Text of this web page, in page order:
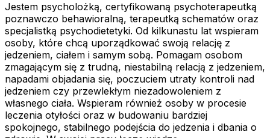
Jestem psycholożką, certyfikowaną psychoterapeutką
poznawczo behawioralną, terapeutką schematów oraz
specjalistką psychodietetyki. Od kilkunastu lat wspieram
osoby, które chcą uporządkować swoją relację z
jedzeniem, ciałem i samym sobą. Pomagam osobom
zmagającym się z trudną, niestabilną relacją z jedzeniem,
napadami objadania się, poczuciem utraty kontroli nad
jedzeniem czy przewlekłym niezadowoleniem z
własnego ciała. Wspieram również osoby w procesie
leczenia otyłości oraz w budowaniu bardziej
spokojnego, stabilnego podejścia do jedzenia i dbania o